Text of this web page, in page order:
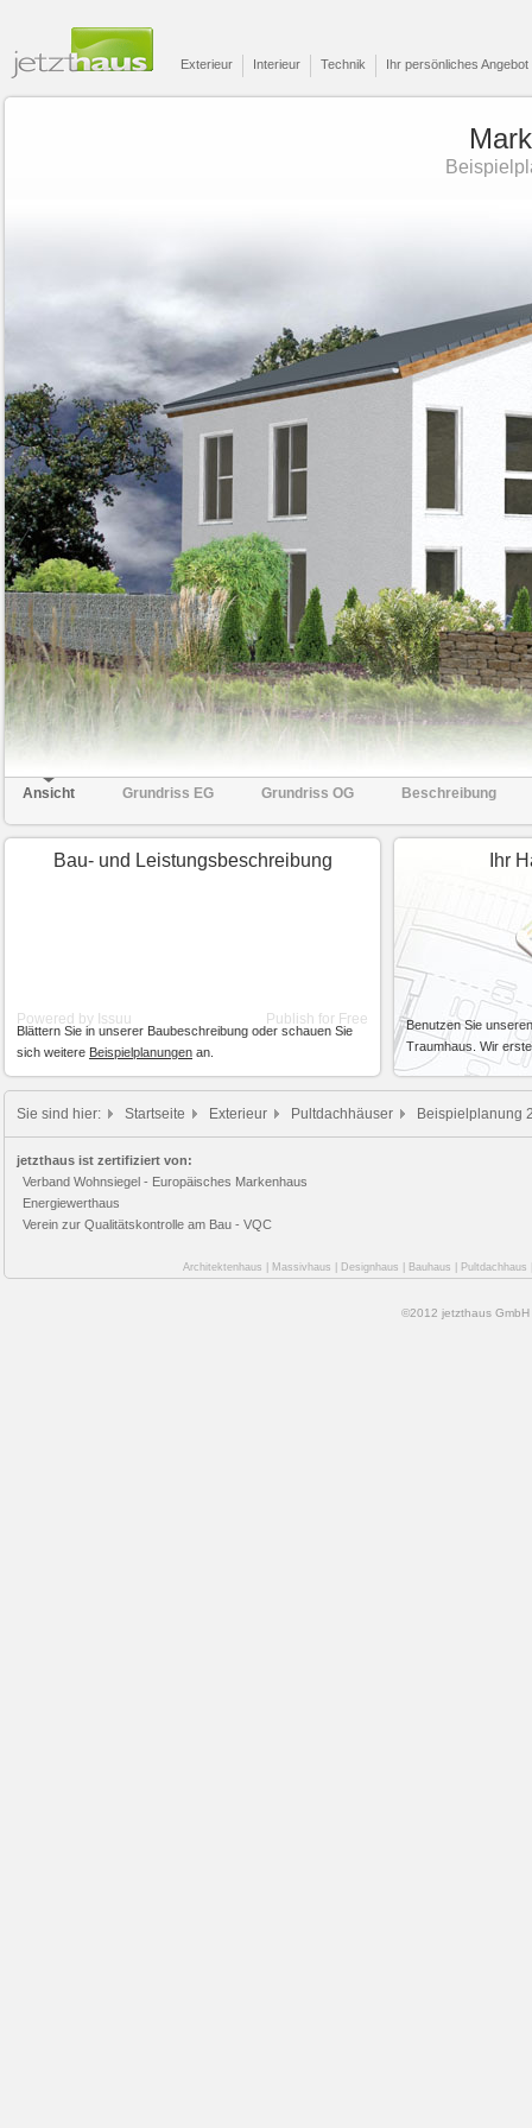
Exterieur Interieur Technik Ihr persönliches Angebot
Ansicht Grundriss EG Grundriss OG Beschreibung
Bau- und Leistungsbeschreibung
Powered by Issuu Publish for Free
Blättern Sie in unserer Baubeschreibung oder schauen Sie
sich weitere Beispielplanungen an.
Ihr
Benutzen Sie
Traumhaus. Wir
Sie sind hier: Startseite Exterieur Pultdachhäuser Beispielplanung
jetzthaus ist zertifiziert von:
Verband Wohnsiegel - Europäisches Markenhaus
Energiewerthaus
Verein zur Qualitätskontrolle am Bau - VQC
Architektenhaus Massivhaus Designhaus Bauhaus Pultdachhaus
©2012 jetzthaus GmbH